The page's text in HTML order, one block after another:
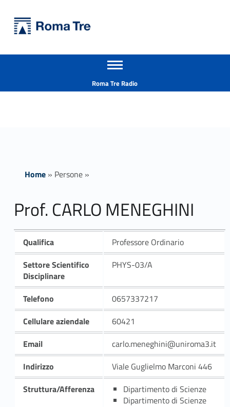
Prof. CARLO MENEGHINI - Università Roma Tre
Apri il menu secondario
Roma Tre Radio
Home» Persone»
Prof. CARLO MENEGHINI
Qualifica
Professore Ordinario
Settore Scientifico
Disciplinare
PHYS-03/A
Telefono
0657337217
Cellulare aziendale
60421
Email
carlo.meneghini@uniroma3.it
Indirizzo
Viale Guglielmo Marconi 446
Struttura/Afferenza
Dipartimento di Scienze
Dipartimento di Scienze